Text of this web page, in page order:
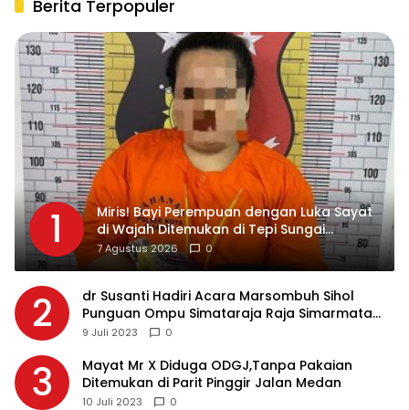
Berita Terpopuler
1
Miris! Bayi Perempuan dengan Luka Sayat
di Wajah Ditemukan di Tepi Sungai
Asahan, Diduga Dibuang Ibu Kandungnya
7 Agustus 2026 0
2
dr Susanti Hadiri Acara Marsombuh Sihol
Punguan Ompu Simataraja Raja Simarmata
Dohot Boruna Kota Siantar
9 Juli 2023 0
3
Mayat Mr X Diduga ODGJ,Tanpa Pakaian
Ditemukan di Parit Pinggir Jalan Medan
10 Juli 2023 0